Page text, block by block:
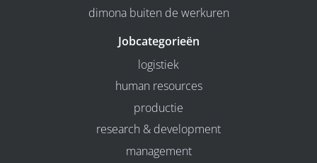
dimona buiten de werkuren
Jobcategorieën
logistiek
human resources
productie
research & development
management